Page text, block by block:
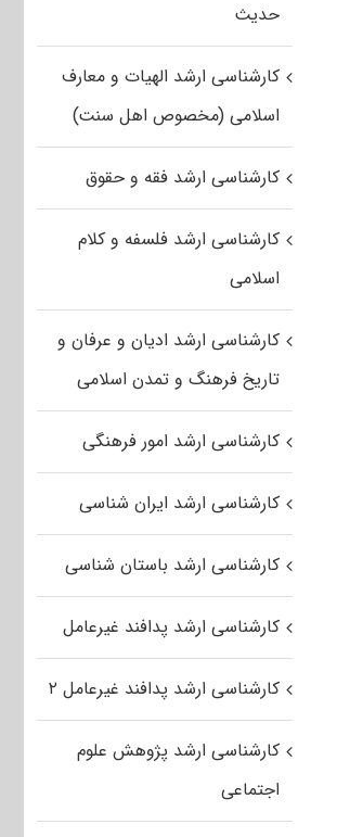
حدیث
کارشناسی ارشد الهیات و معارف
اسلامی (مخصوص اهل سنت)
کارشناسی ارشد فقه و حقوق
کارشناسی ارشد فلسفه و کلام
اسلامی
کارشناسی ارشد ادیان و عرفان و
تاریخ فرهنگ و تمدن اسلامی
کارشناسی ارشد امور فرهنگی
کارشناسی ارشد ایران شناسی
کارشناسی ارشد باستان شناسی
کارشناسی ارشد پدافند غیرعامل
کارشناسی ارشد پدافند غیرعامل ۲
کارشناسی ارشد پژوهش علوم
اجتماعی